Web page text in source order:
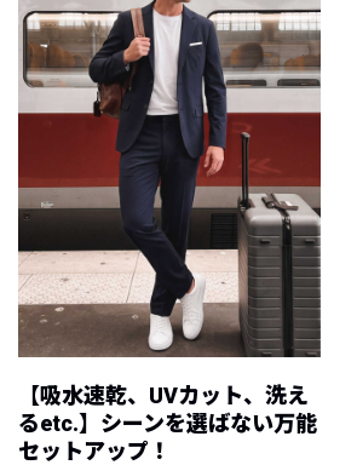
【吸水速乾、UVカット、洗え
るetc.】シーンを選ばない万能
セットアップ！